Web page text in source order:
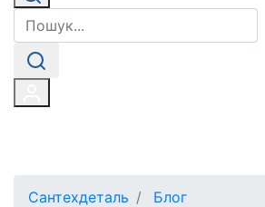
Сантехдеталь
Блог